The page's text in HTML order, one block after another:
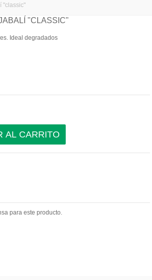
"classic"
"CLASSIC"
Ideal degradados
AL CARRITO
para este producto.